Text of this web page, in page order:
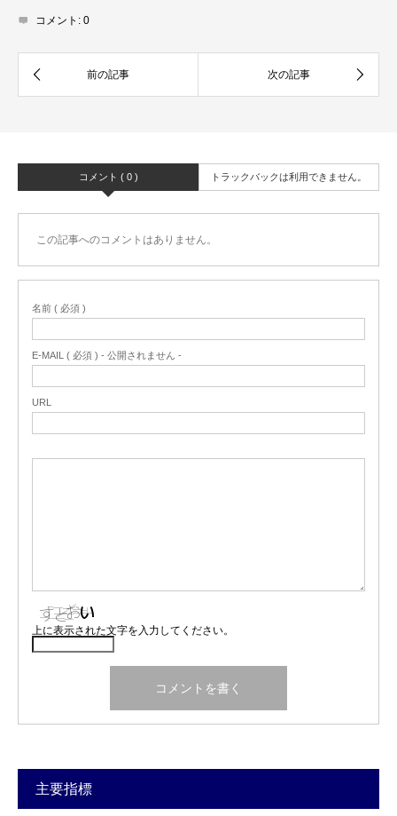
コメント: 0
コメント ( 0 ) トラックバックは利用できません。
この記事へのコメントはありません。
名前 ( 必須 )
E-MAIL ( 必須 ) - 公開されません -
URL
上に表示された文字を入力してください。
主要指標